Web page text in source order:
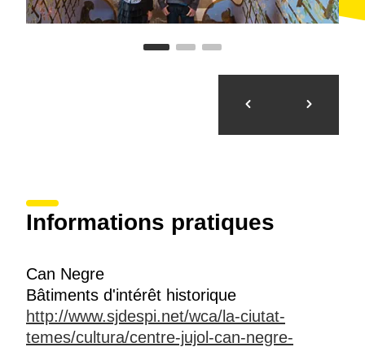
Informations pratiques
Can Negre
Bâtiments d'intérêt historique
http://www.sjdespi.net/wca/la-ciutat-
temes/cultura/centre-jujol-can-negre-